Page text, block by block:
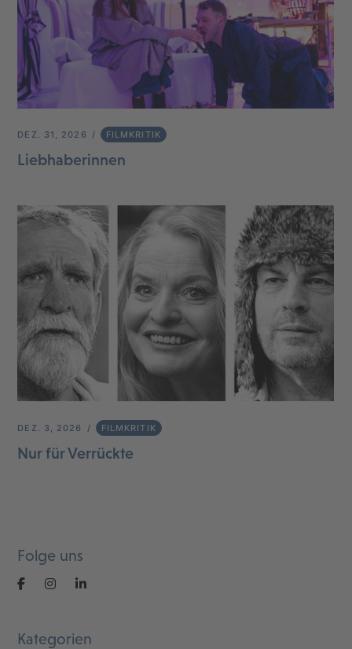
DEZ. 31, 2026 FILMKRITIK
Liebhaberinnen
DEZ. 3, 2026 FILMKRITIK
Nur für Verrückte
Folge uns
Kategorien